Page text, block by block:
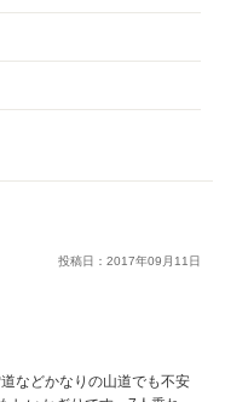
投稿日： 2017年09 月 11 日
などかなりの山道でも不安